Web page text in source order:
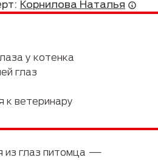
Корнилова Наталья
у котенка
глаз
к ветеринару
из глаз питомца —